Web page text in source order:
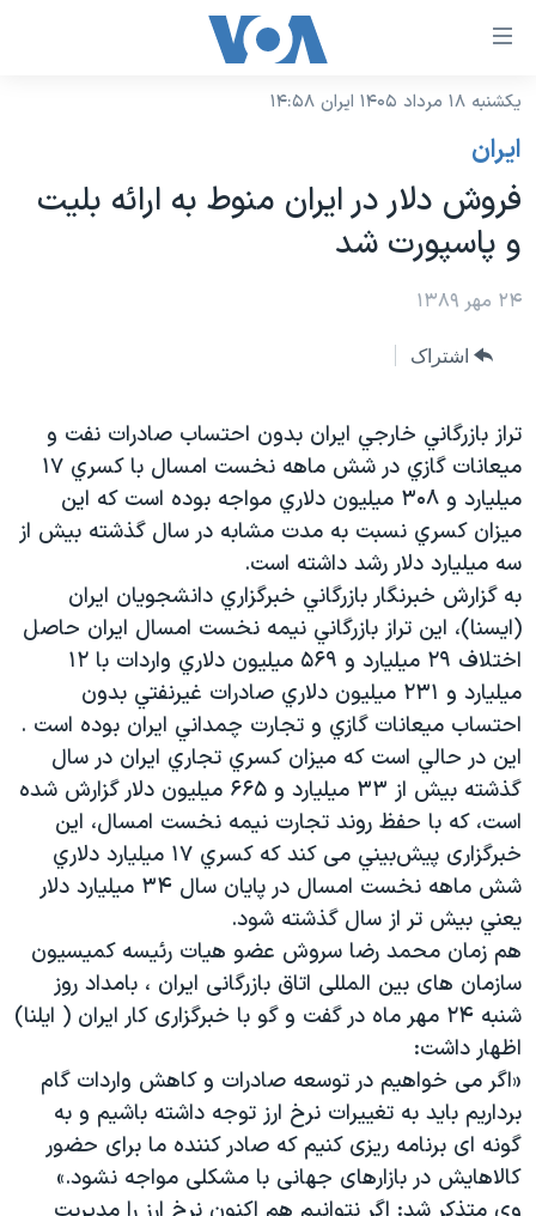
لینکهای
دسترسی
جهش
محتوای
اصلی
جهش
به
اصلی
به
جستجو
نسخه سبک وب‌سایت
موضوع ها
ایران
آمریکا
جهان
گزیده‌ها
ویژه برنامه‌ها
ویدیوها
فرهنگ و زندگی
حقوق شهروندی
اقتصادی
علم و فناوری
اسرائیل در جنگ
گالری عکس
آرشیو پخش زنده
برنامه های تلویزیونی
جدول برنامه ها
صفحه‌های ویژه
عملیات خشم حماسی
۲۵۰سالگی آمریکا
بایگانی برنامه‌های تلویزیونی
مستندها
انتخابات ریاست جمهوری آمریکا ۲۰۲۴
حمله جمهوری اسلامی به اسرائیل
رمز مهسا
ورزش زنان در ایران
اعتراضات زن، زندگی، آزادی
مجموعه مستندهای دادخواهی
تریبونال مردمی آبان ۹۸
دادگاه حمید نوری
چهل سال گروگان‌گیری
قانون شفافیت دارائی کادر رهبری ایران
اعتراضات مردمی آبان ۹۸
اسرائیل در جنگ
نرگس محمدی برنده جایزه نوبل صلح
همایش محافظه‌کاران آمریکا «سی‌پک»
صفحه‌های ویژه
پخش رادیویی
یادگیری زبان انگلیسی
دنبال کنید
زبانهای مختلف
یکشنبه ۱۸ مرداد ۱۴۰۵ ایران ۱۴:۵۸
ايران
فروش دلار در ایران منوط به ارائه بلیت
و پاسپورت شد
۲۴ مهر ۱۳۸۹
اشتراک
تراز بازرگاني خارجي ايران بدون احتساب صادرات نفت و
ميعانات گازي در شش ماهه نخست امسال با كسري ۱۷
ميليارد و ۳۰۸ ميليون دلاري مواجه بوده است كه اين
ميزان كسري نسبت به مدت مشابه در سال گذشته بيش از
سه ميليارد دلار رشد داشته است.
به گزارش خبرنگار بازرگاني خبرگزاري دانشجويان ايران
(ايسنا)، اين تراز بازرگاني نيمه نخست امسال ايران حاصل
اختلاف ۲۹ ميليارد و ۵۶۹ ميليون دلاري واردات با ۱۲
ميليارد و ۲۳۱ ميليون دلاري صادرات غيرنفتي بدون
احتساب ميعانات گازي و تجارت چمداني ايران بوده است .
اين در حالي است كه ميزان كسري تجاري ايران در سال
گذشته بيش از ۳۳ ميليارد و ۶۶۵ ميليون دلار گزارش شده
است، كه با حفظ روند تجارت نيمه نخست امسال، این
خبرگزاری پيش‌بيني می کند كه كسري ۱۷ ميليارد دلاري
شش ماهه نخست امسال در پايان سال ۳۴ ميليارد دلار
يعني بيش تر از سال گذشته شود.
هم زمان محمد رضا سروش عضو هیات رئیسه کمیسیون
سازمان های بین المللی اتاق بازرگانی ایران ، بامداد روز
شنبه ۲۴ مهر ماه در گفت و گو با خبرگزاری کار ایران ( ایلنا)
اظهار داشت:
«اگر می خواهیم در توسعه صادرات و کاهش واردات گام
برداریم باید به تغییرات نرخ ارز توجه داشته باشیم و به
گونه ای برنامه ریزی کنیم که صادر کننده ما برای حضور
کالاهایش در بازارهای جهانی با مشکلی مواجه نشود.»